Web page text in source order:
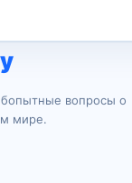
вопросы о
мире.